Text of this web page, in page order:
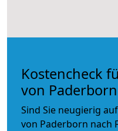
Kostencheck
von
Sind Sie neugierig
von Paderborn nach